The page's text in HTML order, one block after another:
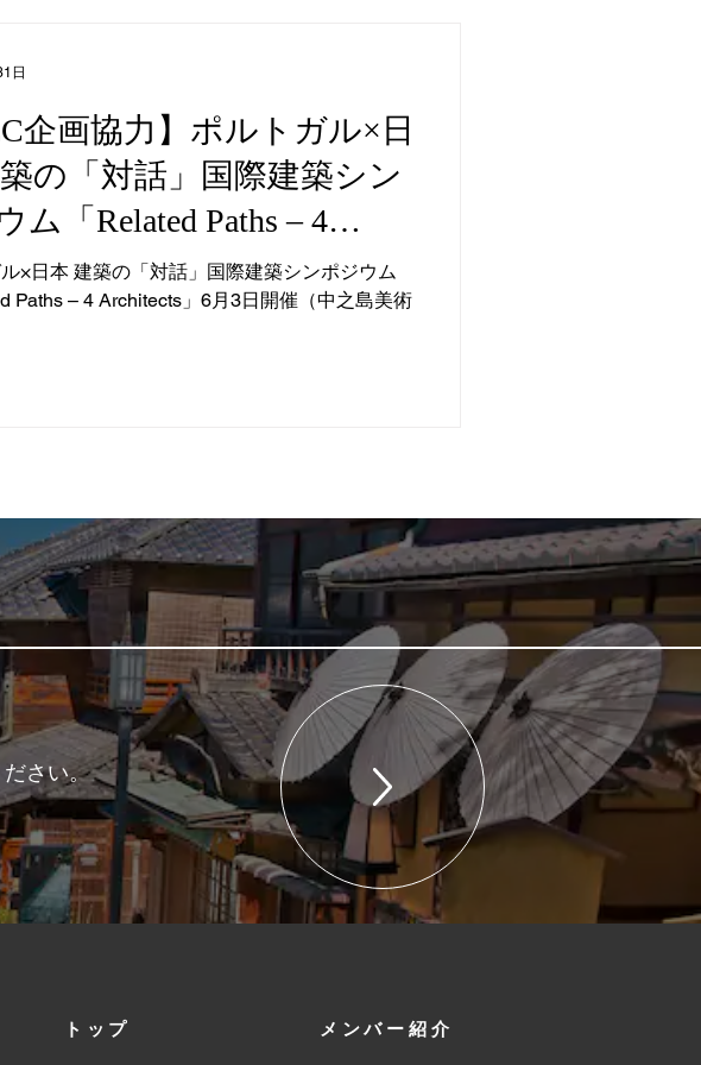
企画協力】ポルトガル×日
の「対話」国際建築シン
ム「Related Paths – 4
」6月3日開催（中之島
）
×日本 建築の「対話」国際建築シンポジウム
Paths – 4 Architects」6月3日開催（中之島美術
日
さい。
トップ メンバー紹介